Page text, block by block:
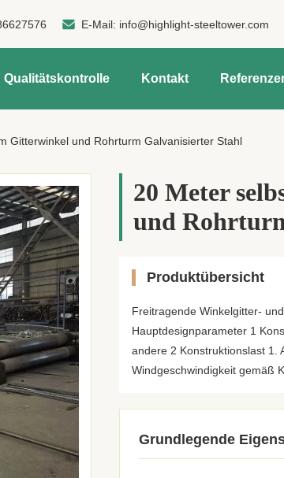
E-Mail: info@highlight-steeltower.com
Qualitätskontrolle Kontakt
Gitterwinkel und Rohrturm Galvanisierter Stahl
20 Meter
und
Produktübersicht
Freitragende Winkelgitter-
Hauptdesignparameter 1
andere 2 Konstruktionslast 1.
Windgeschwindigkeit gemäß
Grundlegende